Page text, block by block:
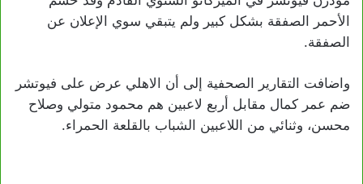
الأحمر الصفقة بشكل كبير ولم يتبقي سوي الإعلان عن
الصفقة.
واضافت التقارير الصحفية إلى أن الاهلي عرض على فيوتشر
ضم عمر كمال مقابل أربع لاعبين هم محمود متولي وصلاح
محسن، وثنائي من اللاعبين الشباب بالقلعة الحمراء.